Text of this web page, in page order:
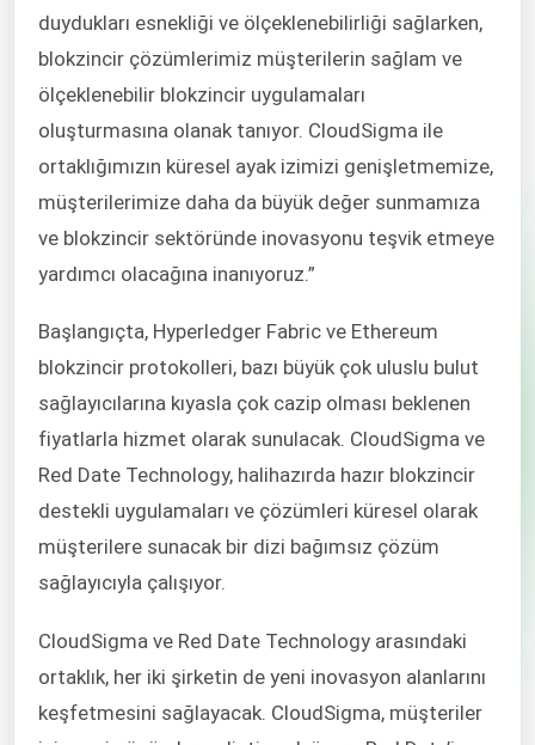
duydukları esnekliği ve ölçeklenebilirliği sağlarken,
blokzincir çözümlerimiz müşterilerin sağlam ve
ölçeklenebilir blokzincir uygulamaları
oluşturmasına olanak tanıyor. CloudSigma ile
ortaklığımızın küresel ayak izimizi genişletmemize,
müşterilerimize daha da büyük değer sunmamıza
ve blokzincir sektöründe inovasyonu teşvik etmeye
yardımcı olacağına inanıyoruz.”
Başlangıçta, Hyperledger Fabric ve Ethereum
blokzincir protokolleri, bazı büyük çok uluslu bulut
sağlayıcılarına kıyasla çok cazip olması beklenen
fiyatlarla hizmet olarak sunulacak. CloudSigma ve
Red Date Technology, halihazırda hazır blokzincir
destekli uygulamaları ve çözümleri küresel olarak
müşterilere sunacak bir dizi bağımsız çözüm
sağlayıcıyla çalışıyor.
CloudSigma ve Red Date Technology arasındaki
ortaklık, her iki şirketin de yeni inovasyon alanlarını
keşfetmesini sağlayacak. CloudSigma, müşteriler